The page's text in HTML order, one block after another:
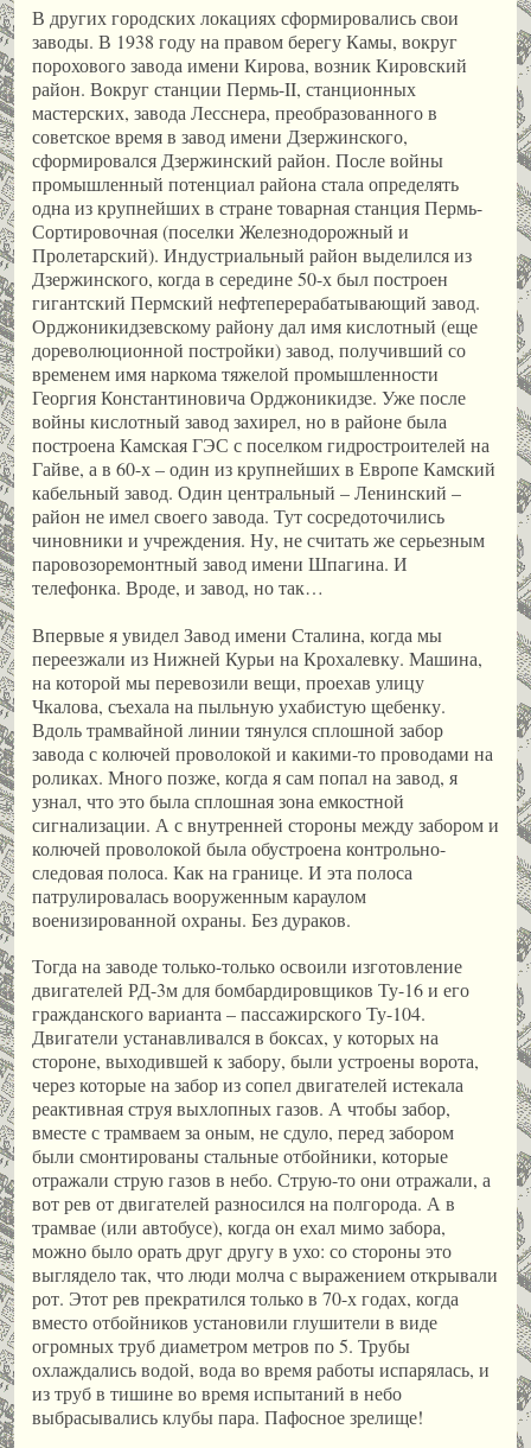
В других городских локациях сформировались свои
заводы. В 1938 году на правом берегу Камы, вокруг
порохового завода имени Кирова, возник Кировский
район. Вокруг станции Пермь-II, станционных
мастерских, завода Лесснера, преобразованного в
советское время в завод имени Дзержинского,
сформировался Дзержинский район. После войны
промышленный потенциал района стала определять
одна из крупнейших в стране товарная станция Пермь-
Сортировочная (поселки Железнодорожный и
Пролетарский). Индустриальный район выделился из
Дзержинского, когда в середине 50-х был построен
гигантский Пермский нефтеперерабатывающий завод.
Орджоникидзевскому району дал имя кислотный (еще
дореволюционной постройки) завод, получивший со
временем имя наркома тяжелой промышленности
Георгия Константиновича Орджоникидзе. Уже после
войны кислотный завод захирел, но в районе была
построена Камская ГЭС с поселком гидростроителей на
Гайве, а в 60-х – один из крупнейших в Европе Камский
кабельный завод. Один центральный – Ленинский –
район не имел своего завода. Тут сосредоточились
чиновники и учреждения. Ну, не считать же серьезным
паровозоремонтный завод имени Шпагина. И
телефонка. Вроде, и завод, но так…
Впервые я увидел Завод имени Сталина, когда мы
переезжали из Нижней Курьи на Крохалевку. Машина,
на которой мы перевозили вещи, проехав улицу
Чкалова, съехала на пыльную ухабистую щебенку.
Вдоль трамвайной линии тянулся сплошной забор
завода с колючей проволокой и какими-то проводами на
роликах. Много позже, когда я сам попал на завод, я
узнал, что это была сплошная зона емкостной
сигнализации. А с внутренней стороны между забором и
колючей проволокой была обустроена контрольно-
следовая полоса. Как на границе. И эта полоса
патрулировалась вооруженным караулом
военизированной охраны. Без дураков.
Тогда на заводе только-только освоили изготовление
двигателей РД-3м для бомбардировщиков Ту-16 и его
гражданского варианта – пассажирского Ту-104.
Двигатели устанавливался в боксах, у которых на
стороне, выходившей к забору, были устроены ворота,
через которые на забор из сопел двигателей истекала
реактивная струя выхлопных газов. А чтобы забор,
вместе с трамваем за оным, не сдуло, перед забором
были смонтированы стальные отбойники, которые
отражали струю газов в небо. Струю-то они отражали, а
вот рев от двигателей разносился на полгорода. А в
трамвае (или автобусе), когда он ехал мимо забора,
можно было орать друг другу в ухо: со стороны это
выглядело так, что люди молча с выражением открывали
рот. Этот рев прекратился только в 70-х годах, когда
вместо отбойников установили глушители в виде
огромных труб диаметром метров по 5. Трубы
охлаждались водой, вода во время работы испарялась, и
из труб в тишине во время испытаний в небо
выбрасывались клубы пара. Пафосное зрелище!